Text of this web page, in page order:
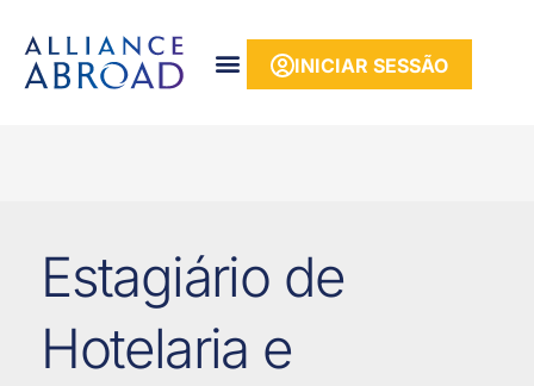
conteúdo
INICIAR SESSÃO
Estagiário de
Hotelaria e